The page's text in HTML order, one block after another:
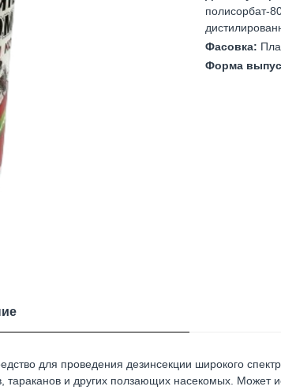
полисорбат-
Фасовка:
Форма
для проведения дезинсекции широкого
и других ползающих насекомых.